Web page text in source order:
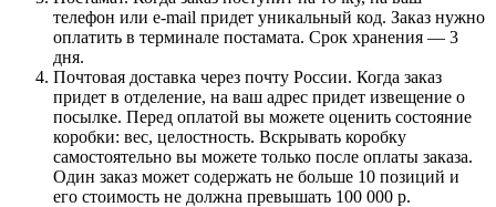
телефон или e-mail придет уникальный код. Заказ нужно
оплатить в терминале постамата. Срок хранения — 3
дня.
Почтовая доставка через почту России. Когда заказ
придет в отделение, на ваш адрес придет извещение о
посылке. Перед оплатой вы можете оценить состояние
коробки: вес, целостность. Вскрывать коробку
самостоятельно вы можете только после оплаты заказа.
Один заказ может содержать не больше 10 позиций и
его стоимость не должна превышать 100 000 р.